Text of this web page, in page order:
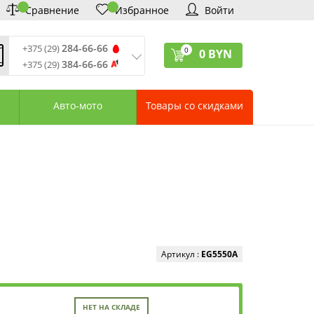
Сравнение Избранное Войти
+375 (29)284-66-66
+375 (29)384-66-66
10:00—18:00
(17) 388-66-33
0 0 BYN
Авто-мото Товары со скидками
Артикул : EG5550A
НЕТ НА СКЛАДЕ